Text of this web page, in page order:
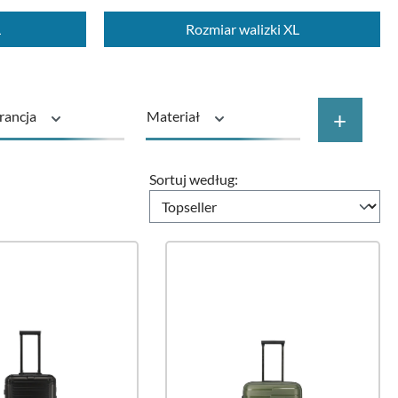
Rozmiar walizki XL
Materiał
Cena
+
Sortuj według: